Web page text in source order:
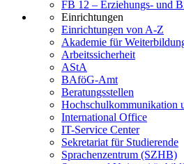
FB 12 – Erziehungs- und
Einrichtungen
Einrichtungen von A-Z
Akademie für
Arbeitssicherheit
AStA
BAföG-Amt
Beratungsstellen
Hochschulkommunikation
International Office
IT-Service Center
Sekretariat für Studierende
Sprachenzentrum (SZHB)